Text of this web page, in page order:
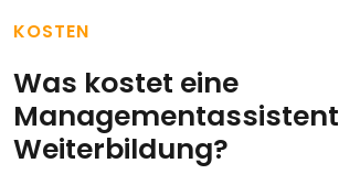
KOSTEN
Was kostet eine
Managementassistent
Weiterbildung?